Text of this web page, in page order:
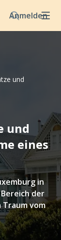
Anmelden
und
und
eines
in
der
vom